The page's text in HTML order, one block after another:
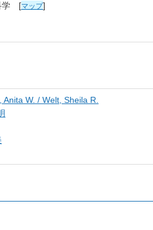
学 [マップ]
W. / Welt, Sheila R.